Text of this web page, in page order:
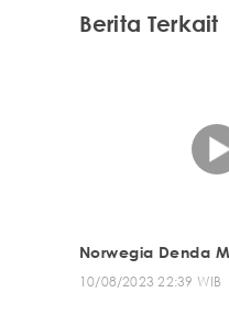
Berita Terkait
Norwegia Denda
10/08/2023 22:39 WIB